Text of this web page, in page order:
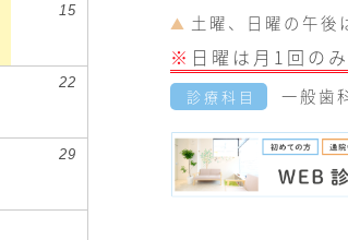
15
22
29
▲ 土曜、日曜の午
※ 日曜は月1回の
診療科目 一般歯